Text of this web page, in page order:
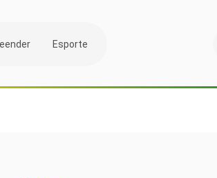
Esporte